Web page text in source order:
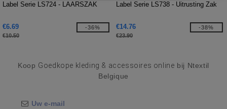
Label Serie LS724 - LAARSZAK
€6.69
€10.50
-36%
Label Serie LS738 - Uitrusting Zak
€14.76
€23.90
-38%
Koop Goedkope kleding & accessoires online bij Ntextil
Belgique